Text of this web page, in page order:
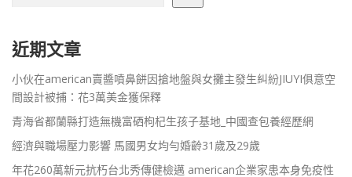
近期文章
小伙在american賣醬噴鼻餅因搶地盤與女攤主發生糾紛JIUYI俱意空
間設計被捕：花3萬美金獲保釋
青海省都蘭縣打造無機富硒枸杞生孩子基地_中國查包養經歷網
經濟與職場壓力影響 馬國男女均勻婚齡31歲及29歲
年花260萬新元抗朽台北秀傳健檢邁 american企業家患本身免疫性